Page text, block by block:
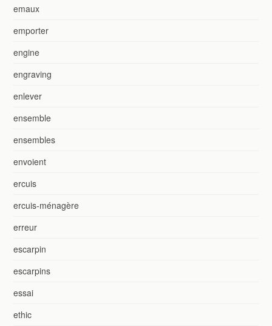
emaux
emporter
engine
engraving
enlever
ensemble
ensembles
envoient
ercuis
ercuis-ménagère
erreur
escarpin
escarpins
essai
ethic